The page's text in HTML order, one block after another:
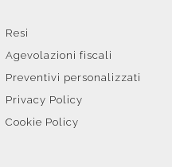
Resi
Agevolazioni fiscali
Preventivi personalizzati
Privacy Policy
Cookie Policy